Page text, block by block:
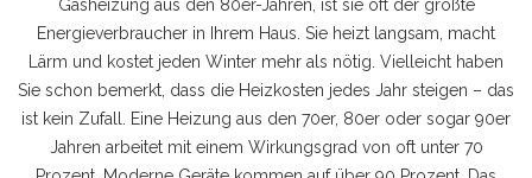
Gasheizung aus den 80er-Jahren , ist sie oft der größte
Energieverbraucher in Ihrem Haus. Sie heizt langsam, macht
Lärm und kostet jeden Winter mehr als nötig. Vielleicht haben
Sie schon bemerkt, dass die Heizkosten jedes Jahr steigen – das
ist kein Zufall. Eine Heizung aus den 70er, 80er oder sogar 90er
Jahren arbeitet mit einem Wirkungsgrad von oft unter 70